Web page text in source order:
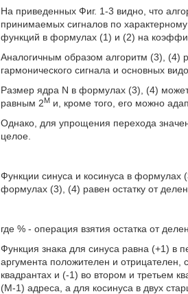
На приведенных Фиг. 1-3 видно, что
принимаемых сигналов по
функций в формулах (1) и (2) на
Аналогичным образом алгоритм (3), (4)
гармонического сигнала и основных
Размер ядра N в формулах (3), (4)
равным 2M и, кроме того, его можно
Однако, для упрощения перехода
целое.
Функции синуса и косинуса в
формулах (3), (4) равен остатку от
где % - операция взятия остатка от
Функция знака для синуса равна (+1) в
аргумента положителен и отрицателен,
квадрантах и (-1) во втором и третьем
(М-1) адреса, а для косинуса в двух